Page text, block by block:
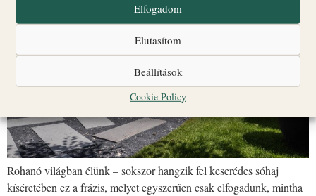
Elfogadom
Elutasítom
Beállítások
Cookie Policy
Rohanó világban élünk – sokszor hangzik fel keserédes sóhaj
kíséretében ez a frázis, melyet egyszerűen csak elfogadunk, mintha